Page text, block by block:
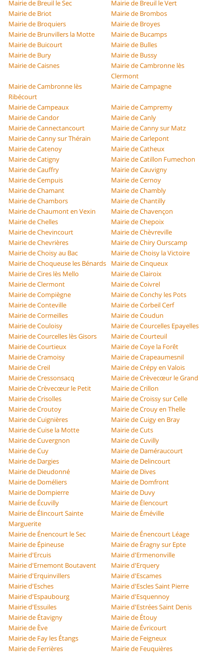
Mairie de Breuil le Sec
Mairie de Breuil le Vert
Mairie de Briot
Mairie de Brombos
Mairie de Broquiers
Mairie de Broyes
Mairie de Brunvillers la Motte
Mairie de Bucamps
Mairie de Buicourt
Mairie de Bulles
Mairie de Bury
Mairie de Bussy
Mairie de Caisnes
Mairie de Cambronne lès
Clermont
Mairie de Cambronne lès
Ribécourt
Mairie de Campagne
Mairie de Campeaux
Mairie de Campremy
Mairie de Candor
Mairie de Canly
Mairie de Cannectancourt
Mairie de Canny sur Matz
Mairie de Canny sur Thérain
Mairie de Carlepont
Mairie de Catenoy
Mairie de Catheux
Mairie de Catigny
Mairie de Catillon Fumechon
Mairie de Cauffry
Mairie de Cauvigny
Mairie de Cempuis
Mairie de Cernoy
Mairie de Chamant
Mairie de Chambly
Mairie de Chambors
Mairie de Chantilly
Mairie de Chaumont en Vexin
Mairie de Chavençon
Mairie de Chelles
Mairie de Chepoix
Mairie de Chevincourt
Mairie de Chèvreville
Mairie de Chevrières
Mairie de Chiry Ourscamp
Mairie de Choisy au Bac
Mairie de Choisy la Victoire
Mairie de Choqueuse les Bénards
Mairie de Cinqueux
Mairie de Cires lès Mello
Mairie de Clairoix
Mairie de Clermont
Mairie de Coivrel
Mairie de Compiègne
Mairie de Conchy les Pots
Mairie de Conteville
Mairie de Corbeil Cerf
Mairie de Cormeilles
Mairie de Coudun
Mairie de Couloisy
Mairie de Courcelles Epayelles
Mairie de Courcelles lès Gisors
Mairie de Courteuil
Mairie de Courtieux
Mairie de Coye la Forêt
Mairie de Cramoisy
Mairie de Crapeaumesnil
Mairie de Creil
Mairie de Crépy en Valois
Mairie de Cressonsacq
Mairie de Crèvecœur le Grand
Mairie de Crèvecœur le Petit
Mairie de Crillon
Mairie de Crisolles
Mairie de Croissy sur Celle
Mairie de Croutoy
Mairie de Crouy en Thelle
Mairie de Cuignières
Mairie de Cuigy en Bray
Mairie de Cuise la Motte
Mairie de Cuts
Mairie de Cuvergnon
Mairie de Cuvilly
Mairie de Cuy
Mairie de Daméraucourt
Mairie de Dargies
Mairie de Delincourt
Mairie de Dieudonné
Mairie de Dives
Mairie de Doméliers
Mairie de Domfront
Mairie de Dompierre
Mairie de Duvy
Mairie de Écuvilly
Mairie de Élencourt
Mairie de Élincourt Sainte
Marguerite
Mairie de Éméville
Mairie de Énencourt le Sec
Mairie de Énencourt Léage
Mairie de Épineuse
Mairie de Éragny sur Epte
Mairie d'Ercuis
Mairie d'Ermenonville
Mairie d'Ernemont Boutavent
Mairie d'Erquery
Mairie d'Erquinvillers
Mairie d'Escames
Mairie d'Esches
Mairie d'Escles Saint Pierre
Mairie d'Espaubourg
Mairie d'Esquennoy
Mairie d'Essuiles
Mairie d'Estrées Saint Denis
Mairie de Étavigny
Mairie de Étouy
Mairie de Ève
Mairie de Évricourt
Mairie de Fay les Étangs
Mairie de Feigneux
Mairie de Ferrières
Mairie de Feuquières